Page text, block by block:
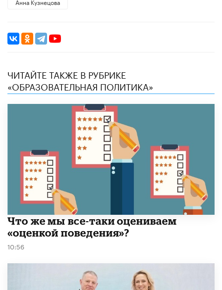
ЧИТАЙТЕ ТАКЖЕ В РУБРИКЕ
«ОБРАЗОВАТЕЛЬНАЯ ПОЛИТИКА»
​Что же мы все-таки оцениваем
«оценкой поведения»?
10:56